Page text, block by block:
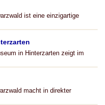
ist eine einzigartige
in Hinterzarten zeigt im
macht in direkter